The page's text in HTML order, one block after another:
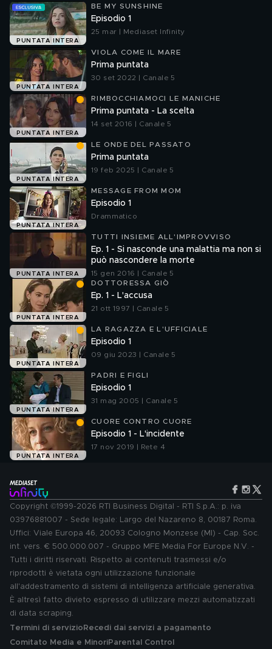
PUNTATA INTERA
BE MY SUNSHINE
Episodio 1
25 mar | Mediaset Infinity
PUNTATA INTERA
VIOLA COME IL MARE
Prima puntata
30 set 2022 | Canale 5
PUNTATA INTERA
RIMBOCCHIAMOCI LE MANICHE
Prima puntata - La scelta
14 set 2016 | Canale 5
PUNTATA INTERA
LE ONDE DEL PASSATO
Prima puntata
19 feb 2025 | Canale 5
PUNTATA INTERA
MESSAGE FROM MOM
Episodio 1
Drammatico
PUNTATA INTERA
TUTTI INSIEME ALL'IMPROVVISO
Ep. 1 - Si nasconde una malattia ma non si
può nascondere la morte
15 gen 2016 | Canale 5
PUNTATA INTERA
DOTTORESSA GIÒ
Ep. 1 - L'accusa
21 ott 1997 | Canale 5
PUNTATA INTERA
LA RAGAZZA E L'UFFICIALE
Episodio 1
09 giu 2023 | Canale 5
PUNTATA INTERA
PADRI E FIGLI
Episodio 1
31 mag 2005 | Canale 5
PUNTATA INTERA
CUORE CONTRO CUORE
Episodio 1 - L'incidente
17 nov 2019 | Rete 4
Copyright ©1999-2026 RTI Business Digital - RTI S.p.A.: p. iva
03976881007 - Sede legale: Largo del Nazareno 8, 00187 Roma.
Uffici: Viale Europa 46, 20093 Cologno Monzese (MI) - Cap. Soc.
int. vers. € 500.000.007 - Gruppo MFE Media For Europe N.V. -
Tutti i diritti riservati. Rispetto ai contenuti trasmessi e/o
riprodotti è vietata ogni utilizzazione funzionale
all'addestramento di sistemi di intelligenza artificiale generativa.
È altresì fatto divieto espresso di utilizzare mezzi automatizzati
di data scraping.
Termini di servizio Recedi dai servizi a pagamento
Comitato Media e MinoriParental Control